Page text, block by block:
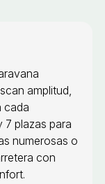
amplitud,
cada
7 plazas para
numerosas o
con